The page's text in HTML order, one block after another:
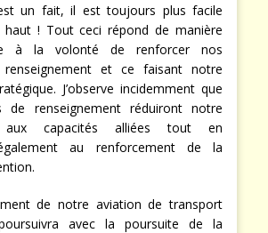
un fait, il est toujours plus facile
haut ! Tout ceci répond de manière
à la volonté de renforcer nos
renseignement et ce faisant notre
J’observe incidemment que
de renseignement réduiront notre
aux capacités alliées tout en
au renforcement de la
de notre aviation de transport
avec la poursuite de la